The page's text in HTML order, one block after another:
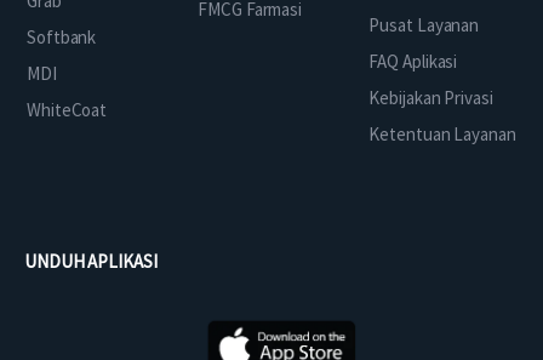
Softbank
MDI
WhiteCoat
FMCG Farmasi
Pusat Layanan
FAQ Aplikasi
Kebijakan Privasi
Ketentuan Layanan
UNDUH APLIKASI